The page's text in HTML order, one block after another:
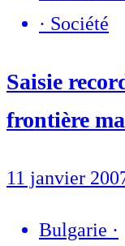
· Société
Saisie
frontière
11 janvier
Bulgarie ·